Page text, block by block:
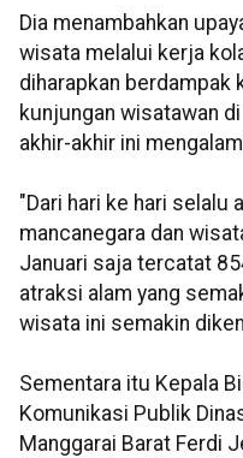
Dia menambahkan
wisata melalui kerja
diharapkan berdampak
kunjungan wisatawan
akhir-akhir ini
"Dari hari ke hari selalu
mancanegara dan
Januari saja tercatat
atraksi alam yang
wisata ini semakin
Sementara itu Kepala
Komunikasi Publik
Manggarai Barat Ferdi